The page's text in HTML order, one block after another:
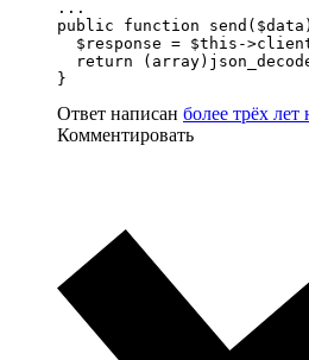
...
public function
$response = $this-
return
}
Ответ написан более трёх лет
Комментировать